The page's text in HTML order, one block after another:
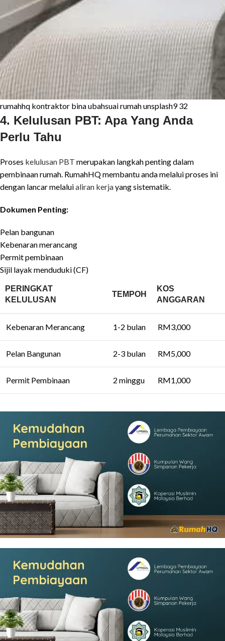
rumahhq kontraktor bina ubahsuai rumah unsplash9 32
4. Kelulusan PBT: Apa Yang Anda
Perlu Tahu
Proses kelulusan PBT merupakan langkah penting dalam
pembinaan rumah. RumahHQ membantu anda melalui proses ini
dengan lancar melaluialiran kerjayang sistematik.
Dokumen Penting:
Pelan bangunan
Kebenaran merancang
Permit pembinaan
Sijil layak menduduki (CF)
PERINGKAT
KELULUSAN
TEMPOH
KOS
ANGGARAN
Kebenaran Merancang 1-2 bulan RM3,000
Pelan Bangunan 2-3 bulan RM5,000
Permit Pembinaan 2 minggu RM1,000